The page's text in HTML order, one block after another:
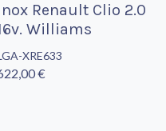
Renault Clio 2.0
Williams
XRE633
€